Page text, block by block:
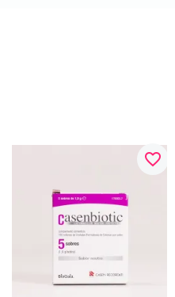
favorite_border